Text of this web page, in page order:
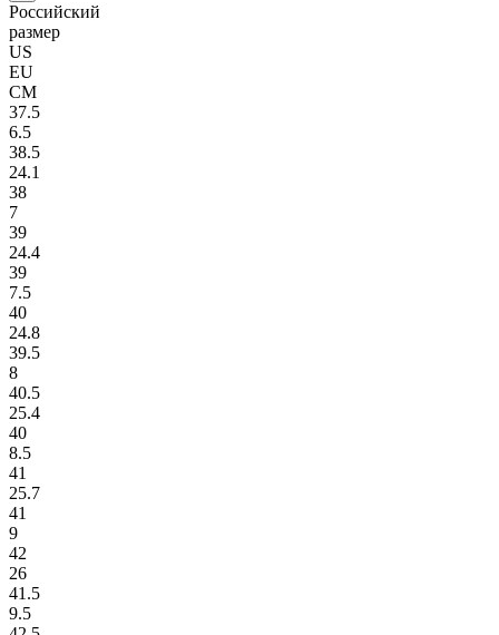
Российский
размер
US
EU
СМ
37.5
6.5
38.5
24.1
38
7
39
24.4
39
7.5
40
24.8
39.5
8
40.5
25.4
40
8.5
41
25.7
41
9
42
26
41.5
9.5